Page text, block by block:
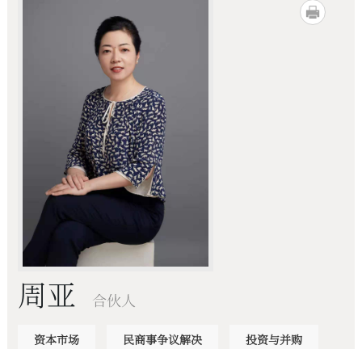
周亚 合伙人
资本市场 民商事争议解决 投资与并购